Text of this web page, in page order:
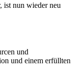
ist nun wieder neu
und
und einem erfüllten